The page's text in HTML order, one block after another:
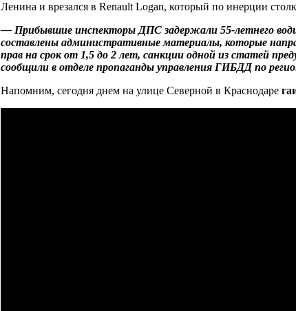
Ленина и врезался в Renault Logan, который по инерции
— Прибывшие инспекторы ДПС задержали 55-летнего
составлены административные материалы, которые
прав на срок от 1,5 до 2 лет, санкции одной из статей
сообщили в отделе пропаганды управления ГИБДД по
Напомним, сегодня днем на улице Северной в Краснодаре